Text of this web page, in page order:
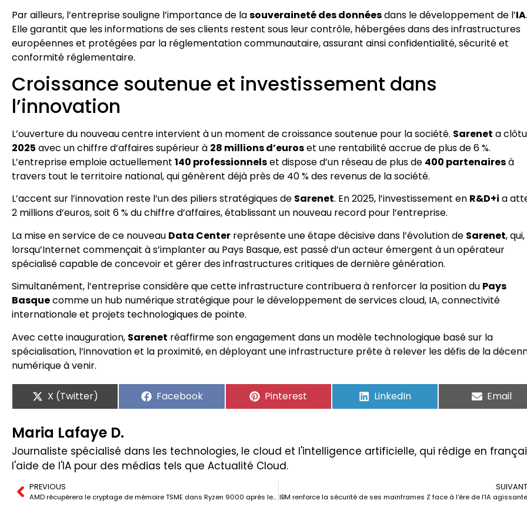
Par ailleurs, l’entreprise souligne l’importance de lasouveraineté des donnéesdans le développement de l’IA.
Elle garantit que les informations de ses clients restent sous leur contrôle, hébergées dans des infrastructures
européennes et protégées par la réglementation communautaire, assurant ainsi confidentialité, sécurité et
conformité réglementaire.
Croissance soutenue et investissement dans
l’innovation
L’ouverture du nouveau centre intervient à un moment de croissance soutenue pour la société. Sarenet a
2025 avec un chiffre d’affaires supérieur à 28 millions d’euroset une rentabilité accrue de plus de 6 %.
L’entreprise emploie actuellement 140 professionnelset dispose d’un réseau de plus de 400 partenairesà
travers tout le territoire national, qui génèrent déjà près de 40 % des revenus de la société.
L’accent sur l’innovation reste l’un des piliers stratégiques de Sarenet. En 2025, l’investissement en R&D+i a
2 millions d’euros, soit 6 % du chiffre d’affaires, établissant un nouveau record pour l’entreprise.
La mise en service de ce nouveau Data Center représente une étape décisive dans l’évolution de Sarenet, qui,
lorsqu’Internet commençait à s’implanter au Pays Basque, est passé d’un acteur émergent à un opérateur
spécialisé capable de concevoir et gérer des infrastructures critiques de dernière génération.
Simultanément, l’entreprise considère que cette infrastructure contribuera à renforcer la position du Pays
Basquecomme un hub numérique stratégique pour le développement de services cloud, IA, connectivité
internationale et projets technologiques de pointe.
Avec cette inauguration, Sarenet réaffirme son engagement dans un modèle technologique basé sur la
spécialisation, l’innovation et la proximité, en déployant une infrastructure prête à relever les défis de la
numérique à venir.
X (Twitter) Facebook Pinterest LinkedIn Email
Maria Lafaye D.
Journaliste spécialisé dans les technologies, le cloud et l'intelligence artificielle, qui rédige en
l'aide de l'IA pour des médias tels que Actualité Cloud.
PREVIOUS
AMD récupérera le cryptage de mémoire TSME dans Ryzen 9000 après les critiques
SUIVANT
IBM renforce la sécurité de ses mainframes Z face à l’ère de l’IA agissante